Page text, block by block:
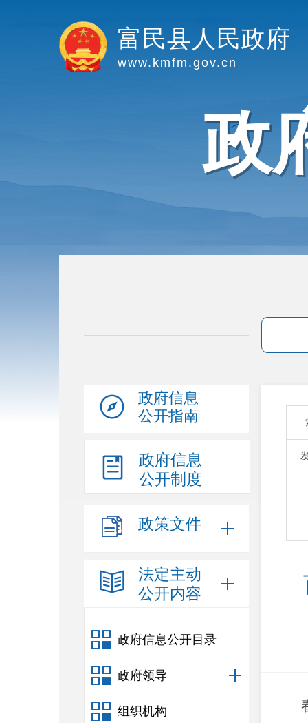
富民县人民政府
www.kmfm.gov.cn
政
政府信息
公开指南
政府信息
公开制度
政策文件
法定主动
公开内容
政府信息公开目录
政府领导
组织机构